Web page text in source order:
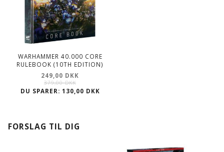
WARHAMMER 40.000 CORE
RULEBOOK (10TH EDITION)
249,00 DKK
379,00 DKK
DU SPARER: 130,00 DKK
FORSLAG TIL DIG